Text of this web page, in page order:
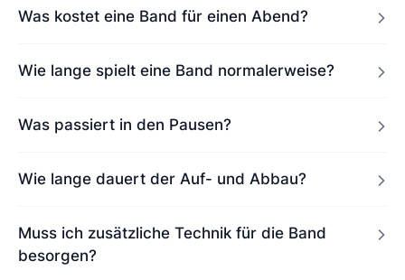
Was kostet eine Band für einen Abend?
Wie lange spielt eine Band normalerweise?
Was passiert in den Pausen?
Wie lange dauert der Auf- und Abbau?
Muss ich zusätzliche Technik für die Band
besorgen?